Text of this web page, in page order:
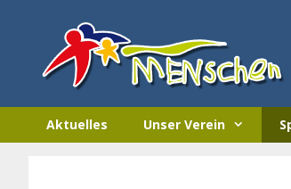
Aktuelles Unser Verein